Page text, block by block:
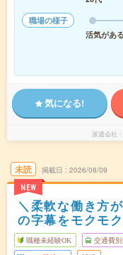
職場の様子
活気がある
気になる!
派遣会社
未読
NEW
掲載日 2026/08/09
＼柔軟な働き方
の字幕をモクモ
職種未経験OK 交通費